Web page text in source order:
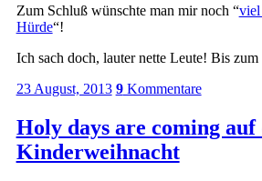
Zum Schluß wünschte man mir noch “viel
Hürde“!
Ich sach doch, lauter nette Leute! Bis
23 August, 2013 9Kommentare
Holy days are coming auf
Kinderweihnacht